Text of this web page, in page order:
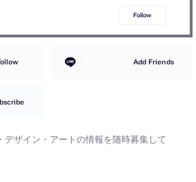
Follow
Add Friends
デザイン・アートの情報を随時募集して